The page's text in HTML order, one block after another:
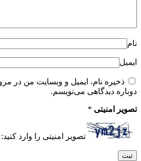
نام
ایمیل
ذخیره نام، ایمیل و وبسایت من در
دوباره دیدگاهی می‌نویسم.
تصویر امنیتی *
تصویر امنیتی را وارد کنید: